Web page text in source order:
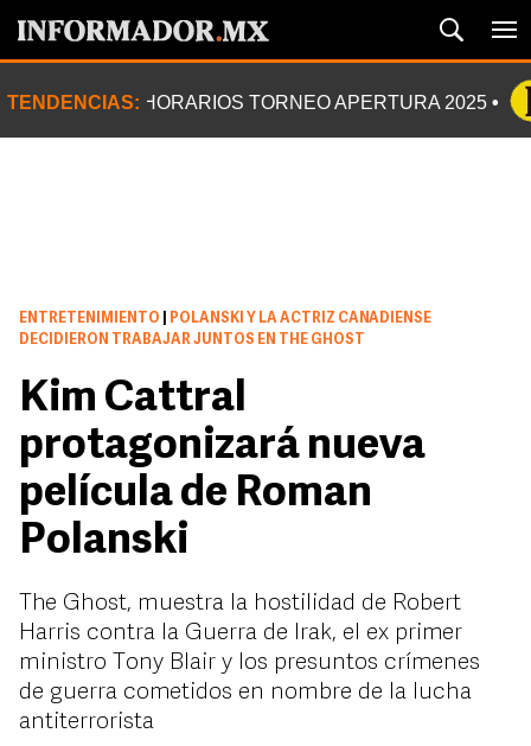
TENDENCIAS: HORARIOS TORNEO APERTURA 2025
ENTRETENIMIENTO
POLANSKI Y LA ACTRIZ CANADIENSE
DECIDIERON TRABAJAR JUNTOS EN THE GHOST
Kim Cattral
protagonizará nueva
película de Roman
Polanski
The Ghost, muestra la hostilidad de Robert
Harris contra la Guerra de Irak, el ex primer
ministro Tony Blair y los presuntos crímenes
de guerra cometidos en nombre de la lucha
antiterrorista